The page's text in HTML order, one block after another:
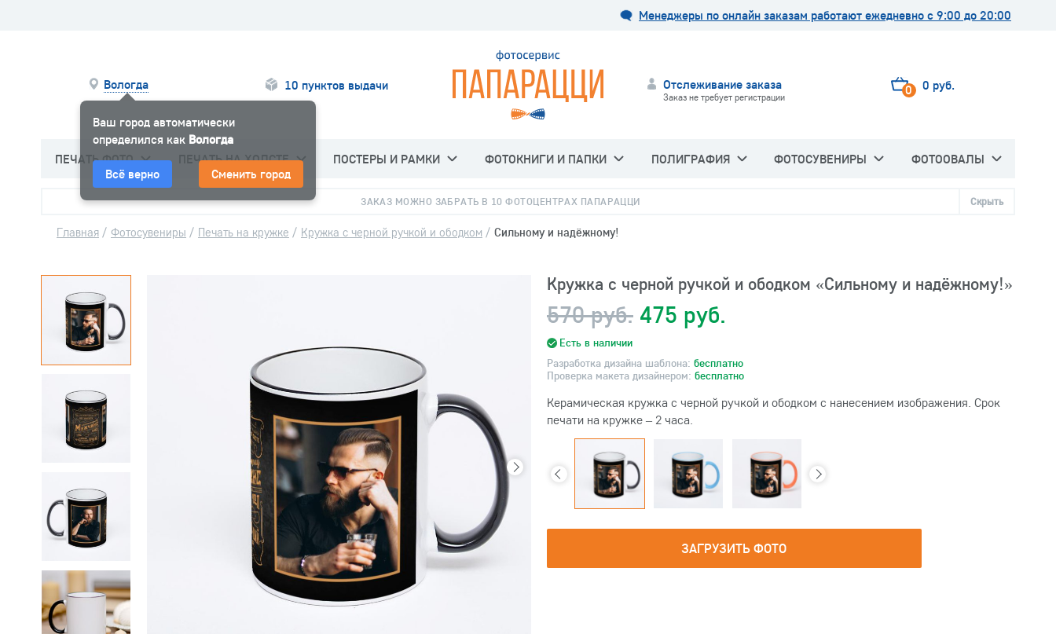
Менеджеры по онлайн заказам работают ежедневно с 9:00 до 20:00
Вологда
Ваш город автоматически
определился как Вологда
Всё верно Сменить город
10 пунктов выдачи Отслеживание заказа
Заказ не требует регистрации 0 0 руб.
ПЕЧАТЬ ФОТО ПЕЧАТЬ НА ХОЛСТЕ ПОСТЕРЫ И РАМКИ ФОТОКНИГИ И ПАПКИ ПОЛИГРАФИЯ ФОТОСУВЕНИРЫ ФОТООВАЛЫ
ЗАКАЗ МОЖНО ЗАБРАТЬ В 10 ФОТОЦЕНТРАХ ПАПАРАЦЦИ Скрыть
Главная / Фотосувениры / Печать на кружке / Кружка с черной ручкой и ободком / Сильному и надёжному!
Кружка с черной ручкой и ободком «Сильному и надёжному!»
570 руб. 475 руб.
Есть в наличии
Разработка дизайна шаблона: бесплатно
Проверка макета дизайнером: бесплатно
Керамическая кружка с черной ручкой и ободком с нанесением изображения. Срок
печати на кружке – 2 часа.
ЗАГРУЗИТЬ ФОТО